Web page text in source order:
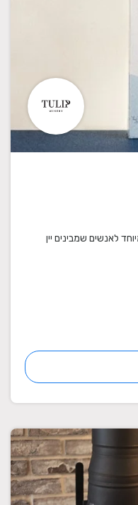
לאנשים שמבינים יין